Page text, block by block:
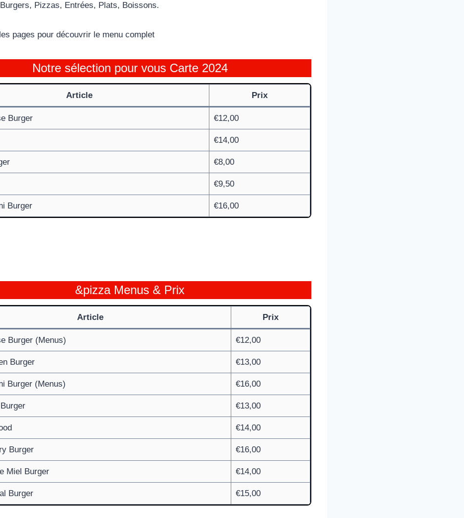
Pizzas, Entrées, Plats, Boissons.
pages pour découvrir le menu complet
Notre sélection pour vous Carte 2024
Article Prix
Burger €12,00
€14,00
€8,00
€9,50
Burger €16,00
&pizza Menus & Prix
Article Prix
Burger (Menus) €12,00
Burger €13,00
Burger (Menus) €16,00
€13,00
€14,00
Burger €16,00
Miel Burger €14,00
Burger €15,00